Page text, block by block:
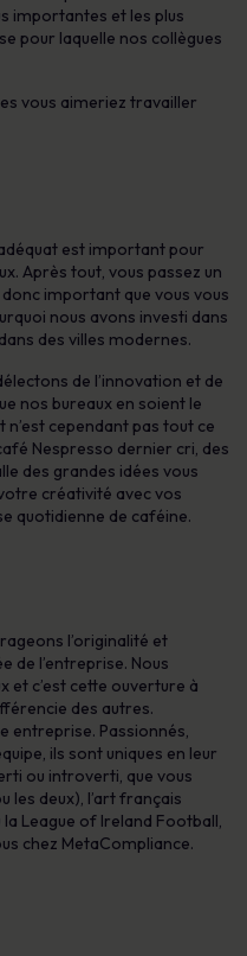
importantes et les plus
pour laquelle nos collègues
vous aimeriez travailler
est important pour
Après tout, vous passez un
important que vous vous
nous avons investi dans
des villes modernes.
de l’innovation et de
nos bureaux en soient le
cependant pas tout ce
Nespresso dernier cri, des
des grandes idées vous
créativité avec vos
quotidienne de caféine.
l’originalité et
de l’entreprise. Nous
et c’est cette ouverture à
des autres.
entreprise. Passionnés,
ils sont uniques en leur
ou introverti, que vous
les deux), l’art français
League of Ireland Football,
chez MetaCompliance.